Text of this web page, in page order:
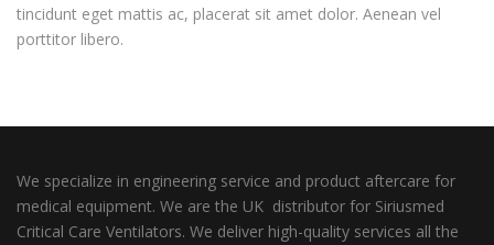
tincidunt eget mattis ac, placerat sit amet dolor. Aenean vel
porttitor libero.
We specialize in engineering service and product aftercare for
medical equipment. We are the UK distributor for Siriusmed
Critical Care Ventilators. We deliver high-quality services all the